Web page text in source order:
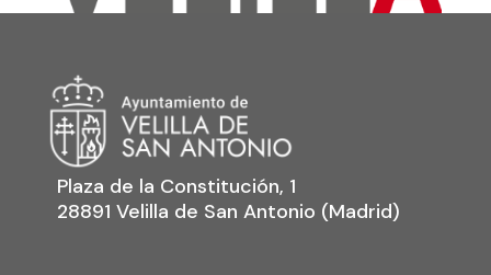
Plaza de la Constitución, 1
28891 Velilla de San Antonio (Madrid)